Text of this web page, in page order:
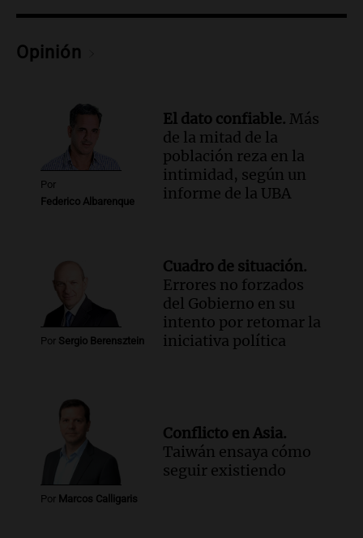
Episodios
condiciones de circulación
Panorama Federal
Audio.Uspallata enfrenta un temporal
de nieve que deja varados a 1500
camiones por más de 24 días
Exigen justicia por Débora:
"Lamentablemente nadie va a
devolvérnosla"
Siempre Juntos Rosario
Episodios
vivir en la casa familiar
Episodios
Opinión
Por
Federico Albarenque
El dato confiable. Más
de la mitad de la
población reza en la
intimidad, según un
informe de la UBA
Por Sergio Berensztein
Cuadro de situación.
Errores no forzados
del Gobierno en su
intento por retomar la
iniciativa política
Por Marcos Calligaris
Conflicto en Asia.
Taiwán ensaya cómo
seguir existiendo